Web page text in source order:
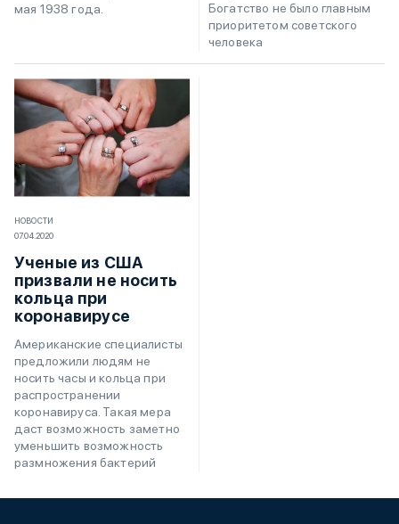
мая 1938 года.
Богатство не было главным
приоритетом советского
человека
НОВОСТИ
07.04.2020
Ученые из США
призвали не носить
кольца при
коронавирусе
Американские специалисты
предложили людям не
носить часы и кольца при
распространении
коронавируса. Такая мера
даст возможность заметно
уменьшить возможность
размножения бактерий